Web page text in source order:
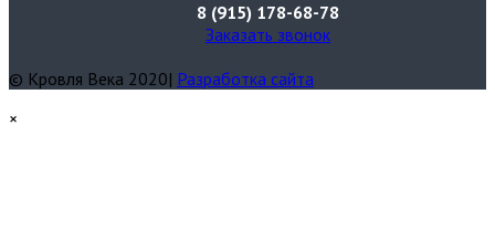
8 (915) 178-68-78
Заказать звонок
© Кровля Века 2020| Разработка сайта
×